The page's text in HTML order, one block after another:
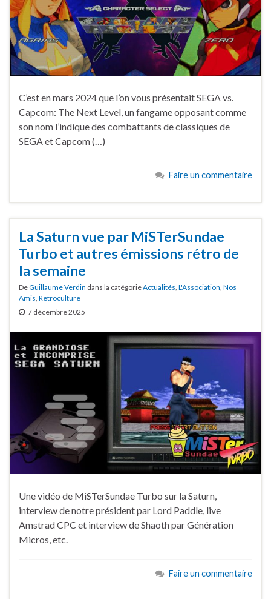
C’est en mars 2024 que l’on vous présentait SEGA vs.
Capcom: The Next Level, un fangame opposant comme
son nom l’indique des combattants de classiques de
SEGA et Capcom (…)
Faire un commentaire
La Saturn vue par MiSTerSundae
Turbo et autres émissions rétro de
la semaine
DeGuillaume Verdin dans la catégorieActualités L'Association Nos
Amis Retroculture
7 décembre 2025
Une vidéo de MiSTerSundae Turbo sur la Saturn,
interview de notre président par Lord Paddle, live
Amstrad CPC et interview de Shaoth par Génération
Micros, etc.
Faire un commentaire